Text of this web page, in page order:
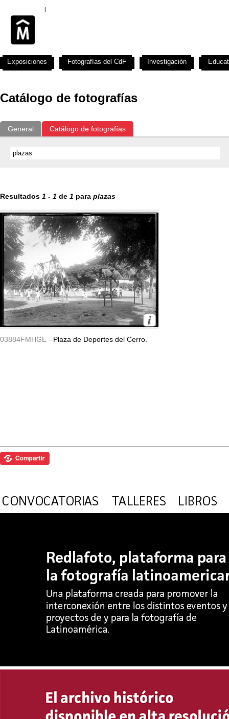
Catálogo de fotografías
General Catálogo de fotografías
Resultados 1 - 1 de 1 para plazas
03884FMHGE - Plaza de Deportes del Cerro.
Exposiciones Fotografías del CdF Investigación